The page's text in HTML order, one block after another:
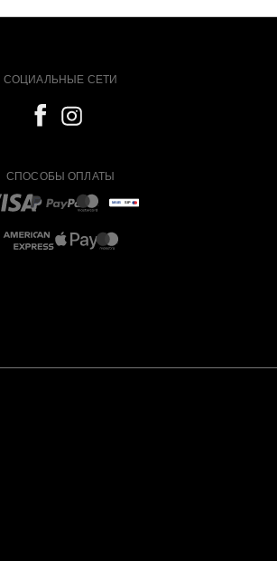
СПОСОБЫ ОПЛАТЫ
СОЦИАЛЬНЫЕ СЕТИ